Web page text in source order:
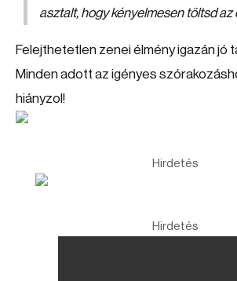
asztalt, hogy kényelmesen töltsd az
Felejthetetlen zenei élmény igazán jó
Minden adott az igényes
hiányzol!
Hirdetés
Hirdetés